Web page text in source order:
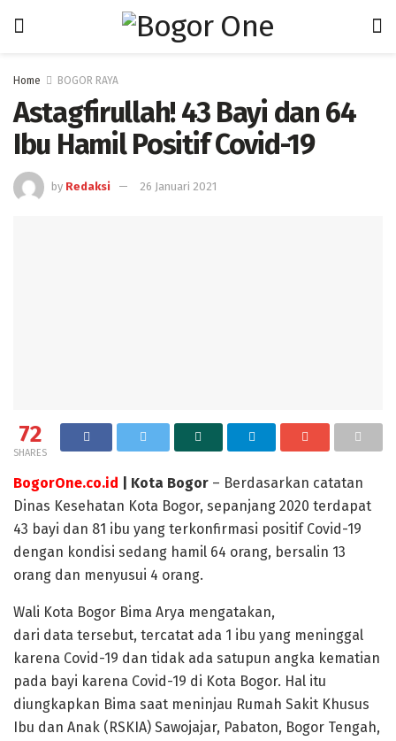
Home BOGOR RAYA
Astagfirullah! 43 Bayi dan 64
Ibu Hamil Positif Covid-19
by Redaksi 26 Januari 2021
72
SHARES
BogorOne.co.id | Kota Bogor – Berdasarkan catatan
Dinas Kesehatan Kota Bogor, sepanjang 2020 terdapat
43 bayi dan 81 ibu yang terkonfirmasi positif Covid-19
dengan kondisi sedang hamil 64 orang, bersalin 13
orang dan menyusui 4 orang.
Wali Kota Bogor Bima Arya mengatakan,
dari data tersebut, tercatat ada 1 ibu yang meninggal
karena Covid-19 dan tidak ada satupun angka kematian
pada bayi karena Covid-19 di Kota Bogor. Hal itu
diungkapkan Bima saat meninjau Rumah Sakit Khusus
Ibu dan Anak (RSKIA) Sawojajar, Pabaton, Bogor Tengah,